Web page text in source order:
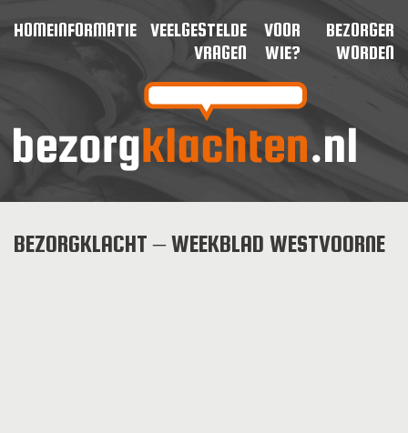
HOMEINFORMATIE
VEELGESTELDE
VRAGEN
VOOR
WIE?
BEZORGER
WORDEN
BEZORGKLACHT – WEEKBLAD WESTVOORNE